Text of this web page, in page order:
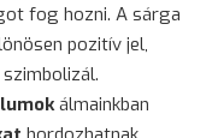
fog hozni. A sárga
pozitív jel,
álmainkban